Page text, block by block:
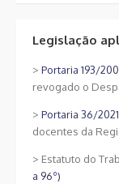
Legislação
> Portaria 193/
revogado o
> Portaria 36/2021
docentes da
> Estatuto do
a 96º)